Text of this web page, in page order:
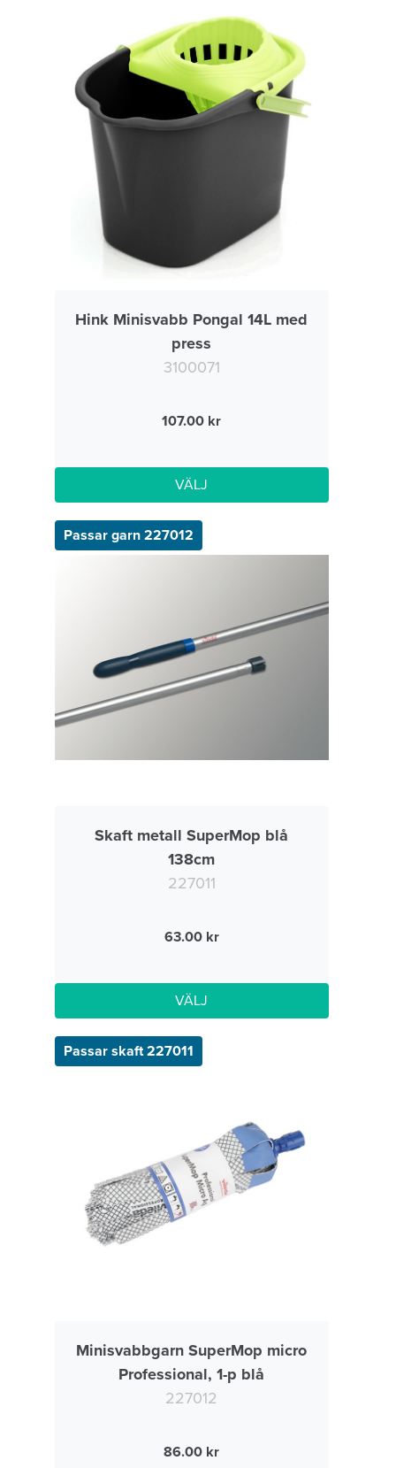
Hink Minisvabb Pongal 14L med
press
3100071
107.00
VÄLJ
Passar garn 227012
Skaft metall SuperMop blå
138cm
227011
63.00
VÄLJ
Passar skaft 227011
Minisvabbgarn SuperMop micro
Professional, 1-p blå
227012
86.00